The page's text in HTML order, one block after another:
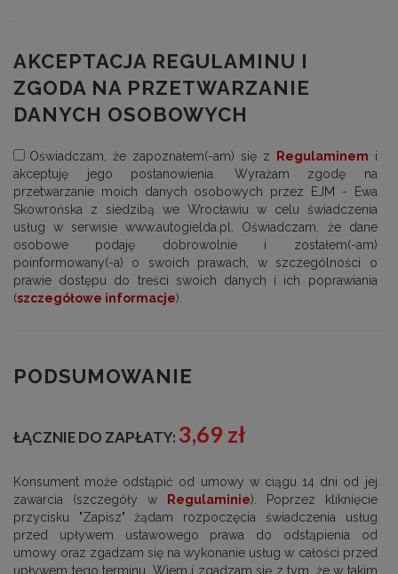
AKCEPTACJA REGULAMINU I
ZGODA NA PRZETWARZANIE
DANYCH OSOBOWYCH
Oświadczam, że zapoznałem(-am) się z Regulaminem i
akceptuję jego postanowienia. Wyrażam zgodę na
przetwarzanie moich danych osobowych przez EJM - Ewa
Skowrońska z siedzibą we Wrocławiu w celu świadczenia
usług w serwisie www.autogielda.pl. Oświadczam, że dane
osobowe podaję dobrowolnie i zostałem(-am)
poinformowany(-a) o swoich prawach, w szczególności o
prawie dostępu do treści swoich danych i ich poprawiania
(szczegółowe informacje).
PODSUMOWANIE
ŁĄCZNIE DO ZAPŁATY: 3,69 zł
Konsument może odstąpić od umowy w ciągu 14 dni od jej
zawarcia (szczegóły w
Regulaminie). Poprzez kliknięcie
przycisku "Zapisz" żądam rozpoczęcia świadczenia usług
przed upływem ustawowego prawa do odstąpienia od
umowy oraz zgadzam się na wykonanie usług w całości przed
upływem tego terminu. Wiem i zgadzam się z tym, że w takim